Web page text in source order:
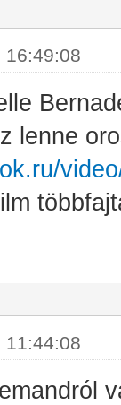
16:49:08
lenne
11:44:08